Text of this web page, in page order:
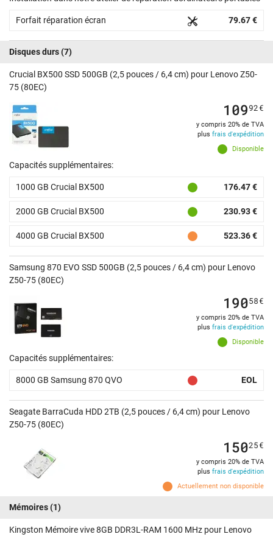
Forfait réparation écran 79.67 €
Disques durs(7)
Crucial BX500 SSD 500GB (2,5 pouces / 6,4 cm) pour Lenovo Z50-
75 (80EC)
Disponible
10992€
y compris 20% de TVA
plus frais d'expédition
Capacités supplémentaires:
1000 GB Crucial BX500 176.47 €
2000 GB Crucial BX500 230.93 €
4000 GB Crucial BX500 523.36 €
Samsung 870 EVO SSD 500GB (2,5 pouces / 6,4 cm) pour Lenovo
Z50-75 (80EC)
Disponible
19058€
y compris 20% de TVA
plus frais d'expédition
Capacités supplémentaires:
8000 GB Samsung 870 QVO EOL
Seagate BarraCuda HDD 2TB (2,5 pouces / 6,4 cm) pour Lenovo
Z50-75 (80EC)
Actuellement non disponible
15025€
y compris 20% de TVA
plus frais d'expédition
Mémoires(1)
Kingston Mémoire vive 8GB DDR3L-RAM 1600 MHz pour Lenovo